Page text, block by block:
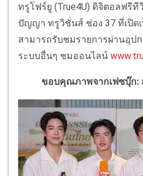
ทรูโฟร์ยู (True4U) ดิจิตอลฟรี
ปัญญา ทรูวิชั่นส์ ช่อง 37 ที่เปิด
สามารถรับชมรายการผ่านอุ
ระบบอื่นๆ ชมออนไลน์
ขอบคุณภาพจากเฟซบุ๊ก